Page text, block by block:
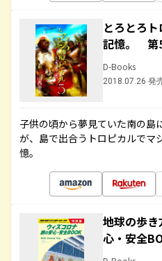
とろとろ
記憶。 第
D-Books
2018.07.26 発
子供の頃から夢見ていた南の島
が、島で出合うトロピカルでマ
憶。
地球の歩
心・安全